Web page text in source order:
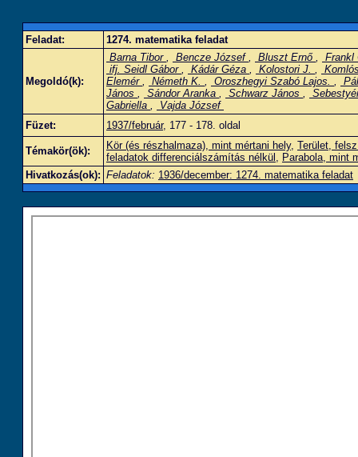
Feladat: 1274. matematika feladat
Megoldó(k):
Barna Tibor , Bencze József , Bluszt Ernő ,
ifj. Seidl Gábor , Kádár Géza , Kolostori J. ,
Elemér , Németh K. , Oroszhegyi Szabó Lajos. ,
János , Sándor Aranka , Schwarz János ,
Gabriella ,
Vajda József
Füzet:
1937/február, 177 - 178. oldal
Témakör(ök): Kör (és részhalmaza), mint mértani hely, Terület,
feladatok differenciálszámítás nélkül , Parabola, mint
Hivatkozás(ok): Feladatok: 1936/december: 1274. matematika feladat